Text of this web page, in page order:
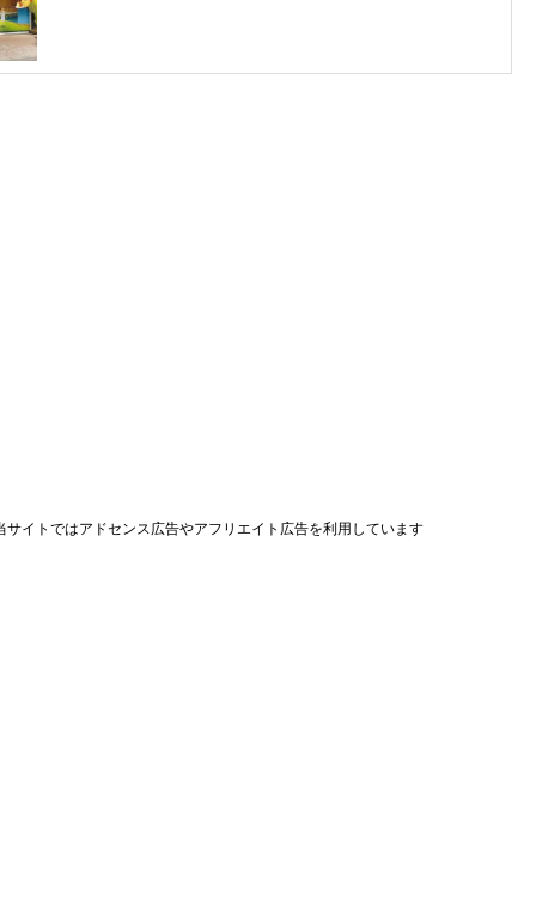
サイトではアドセンス広告やアフリエイト広告を利用しています